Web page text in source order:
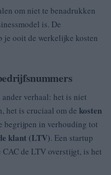
om niet te benadrukken
is. De
je ooit de werkelijke kosten
verhaal: het is niet
het is cruciaal om de kosten
begrijpen in verhouding tot
klant (LTV). Een startup
de LTV overstijgt, is het